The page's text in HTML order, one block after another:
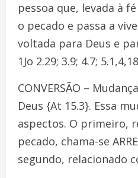
pessoa que, levada à
o pecado e passa a
voltada para Deus e
1Jo 2.29; 3.9; 4.7;
CONVERSÃO –
Deus {At 15.3}. Essa
aspectos. O primeiro,
pecado, chama-se
segundo, relacionado